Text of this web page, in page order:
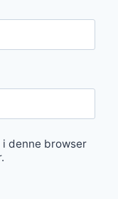
i denne browser